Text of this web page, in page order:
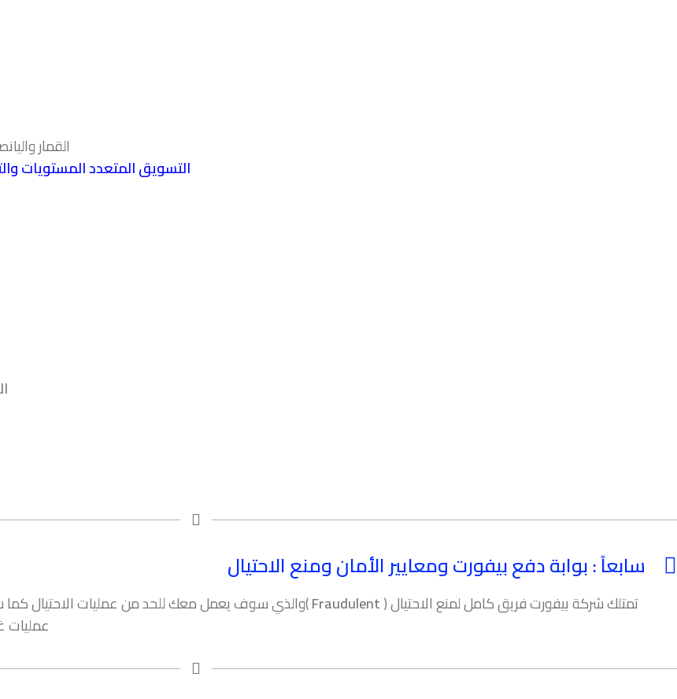
القمار
التسويق المتعدد المستويات
سابعاً : بوابة دفع بيفورت ومعايير الأمان ومنع الاحتيال
تمتلك شركة بيفورت فريق كامل لمنع الاحتيال (Fraudulent)والذي سوف يعمل معك للحد من عمليات الاحتيال كما
عمليات